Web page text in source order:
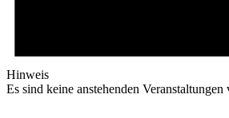
Hinweis
Es sind keine anstehenden Veranstaltungen